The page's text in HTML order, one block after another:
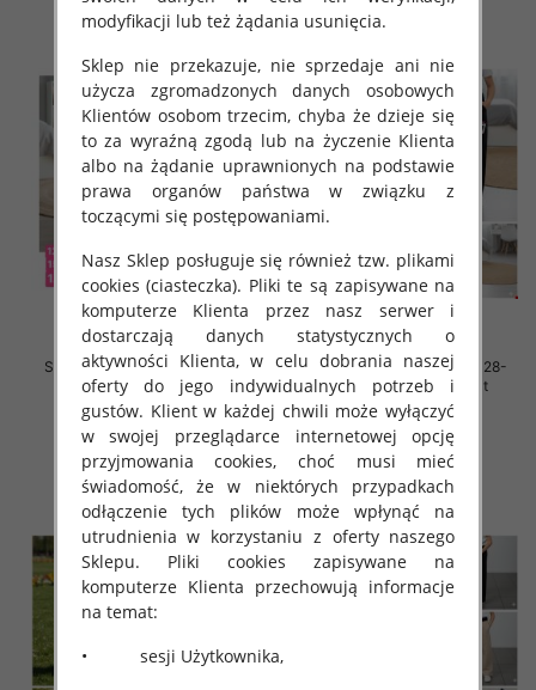
Spodnie dziewczęce Roz 128-
164, 1 kolor Paczka 7 szt
31.00 zł
szczegóły
Spodnie dziewczęce Roz 128-
164, 1 kolor Paczka 7 szt
31.00 zł
szczegóły
modyfikacji lub też żądania usunięcia.
Sklep nie przekazuje, nie sprzedaje ani nie
użycza zgromadzonych danych osobowych
Klientów osobom trzecim, chyba że dzieje się
to za wyraźną zgodą lub na życzenie Klienta
albo na żądanie uprawnionych na podstawie
prawa organów państwa w związku z
toczącymi się postępowaniami.
Nasz Sklep posługuje się również tzw. plikami
cookies (ciasteczka). Pliki te są zapisywane na
komputerze Klienta przez nasz serwer i
dostarczają danych statystycznych o
aktywności Klienta, w celu dobrania naszej
oferty do jego indywidualnych potrzeb i
gustów. Klient w każdej chwili może wyłączyć
w swojej przeglądarce internetowej opcję
przyjmowania cookies, choć musi mieć
świadomość, że w niektórych przypadkach
odłączenie tych plików może wpłynąć na
utrudnienia w korzystaniu z oferty naszego
Sklepu. Pliki cookies zapisywane na
komputerze Klienta przechowują informacje
na temat:
• sesji Użytkownika,